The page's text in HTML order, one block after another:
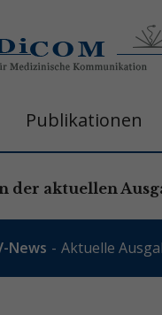
Publikationen
der aktuellen
News Aktuelle